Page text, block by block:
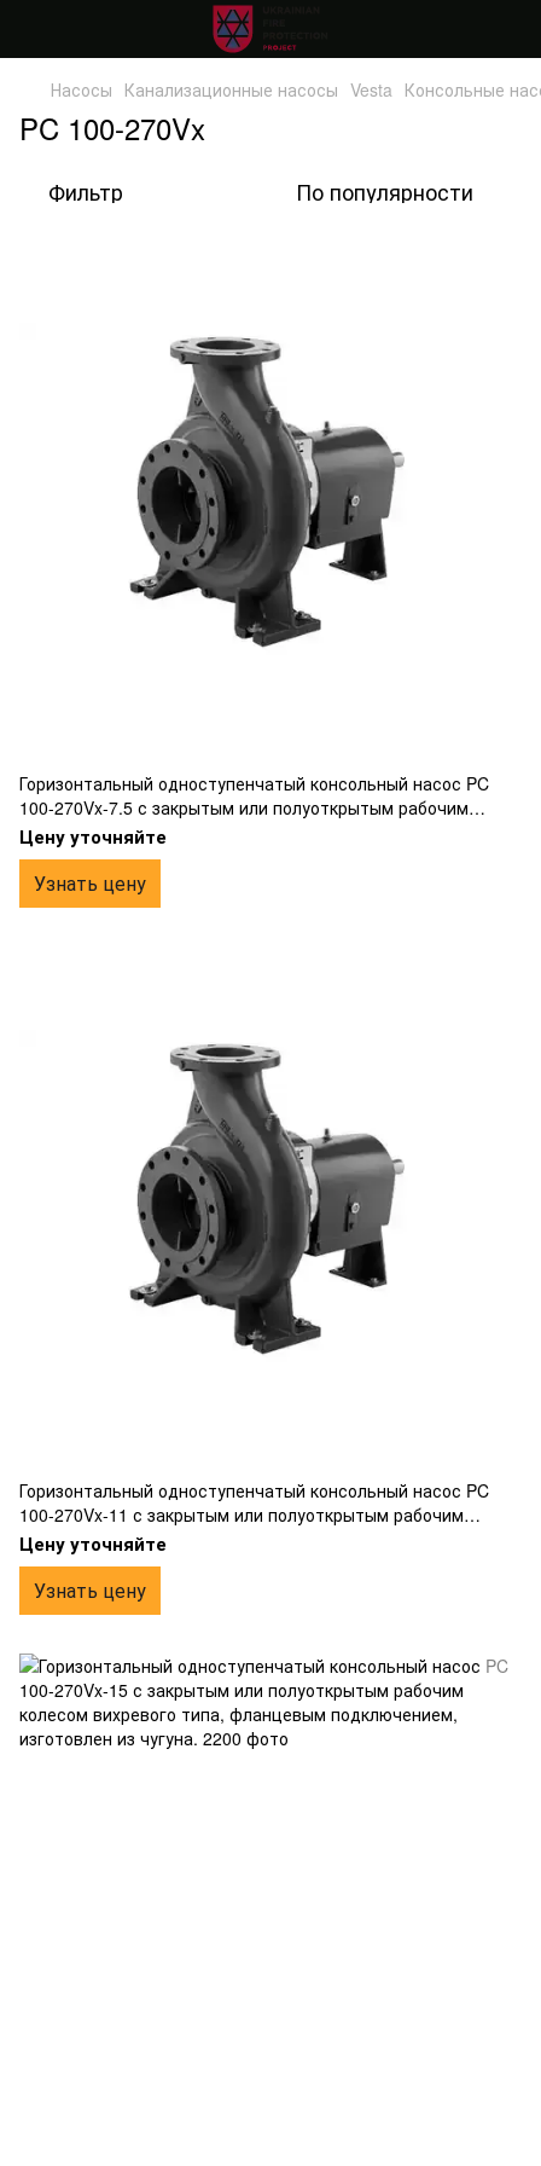
Насосы Канализационные насосы Vesta Консольные
PC 100-270Vx
Фильтр По популярности
Горизонтальный одноступенчатый консольный насос PC
100-270Vx-7.5 с закрытым или полуоткрытым рабочим
колесом вихревого типа, фланцевым подключением,
изготовлен из чугуна.
Цену уточняйте
Узнать цену
Горизонтальный одноступенчатый консольный насос PC
100-270Vx-11 с закрытым или полуоткрытым рабочим
колесом вихревого типа, фланцевым подключением,
изготовлен из чугуна.
Цену уточняйте
Узнать цену